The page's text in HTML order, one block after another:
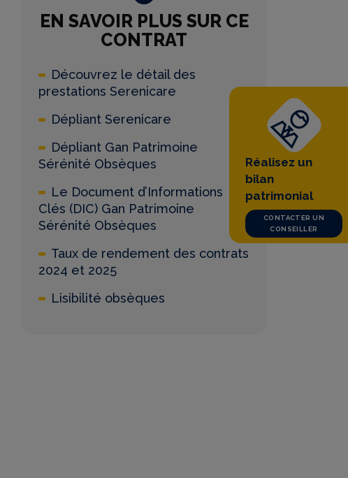
Réalisez un
bilan
patrimonial
CONTACTER UN
CONSEILLER
EN SAVOIR PLUS SUR CE
CONTRAT
Découvrez le détail des
prestations Serenicare
Dépliant Serenicare
Dépliant Gan Patrimoine
Sérénité Obsèques
Le Document d’Informations
Clés (DIC) Gan Patrimoine
Sérénité Obsèques
Taux de rendement des contrats
2024 et 2025
Lisibilité obsèques